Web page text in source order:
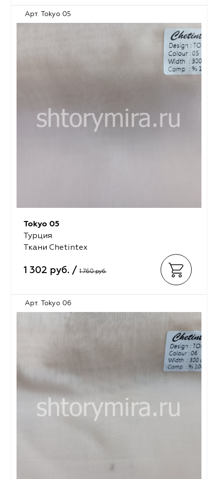
Арт. Tokyo 05
Tokyo 05
Турция
Ткани Chetintex
1 302 руб. / 1 760 руб.
Арт. Tokyo 06